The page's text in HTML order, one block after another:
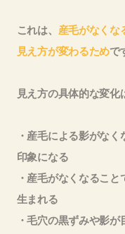
これは、 産毛がなくな
見え方が変わるためで
見え方の具体的な変化
・産毛による影がな
印象になる
・産毛がなくなるこ
生まれる
・毛穴の黒ずみや影